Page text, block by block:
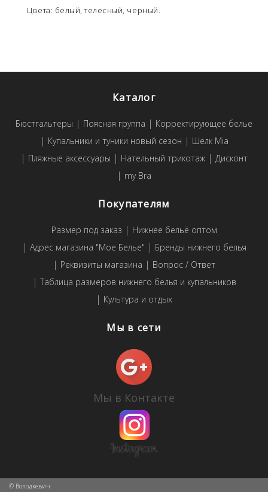
Цвета: белый, телесный, черный.
Каталог
Бюстгальтеры Поясная группа
Корректирующее белье
Купальники и туники новый сезон
Шелк Mia
Пляжные аксессуары
Нательный трикотаж
Дисконт
my Bra
Покупателям
Размер под заказ
Нижнее бельё оптом
Адрес магазина "Мое Белье"
Бренды нижнего белья
Реквизиты магазина
Вопрос / Ответ
Таблица размеров нижнего белья и купальников
Культура и отдых
Мы в сети
Мы в Контакте
© Володкевич